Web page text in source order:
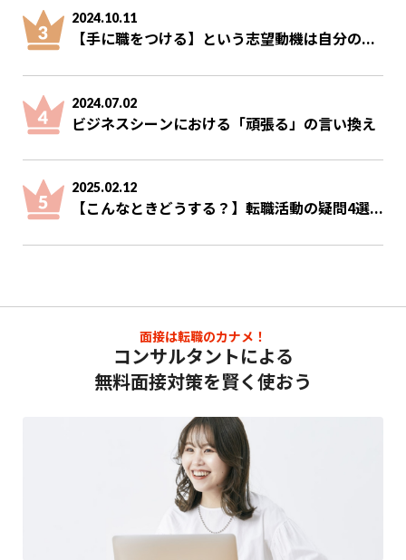
2024.10.11
【手に職をつける】という志望動機は自分の...
2024.07.02
ビジネスシーンにおける「頑張る」の言い換え
2025.02.12
【こんなときどうする？】転職活動の疑問4選...
面接は転職のカナメ！
コンサルタントによる
無料面接対策を賢く使おう